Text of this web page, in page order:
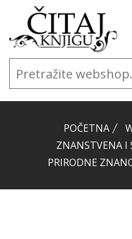
POČETNA
ZNANSTVENA I
PRIRODNE